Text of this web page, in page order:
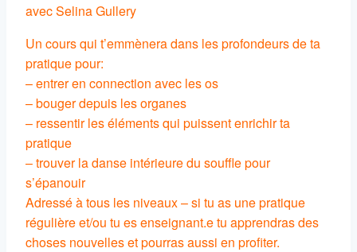
avec Selina Gullery
Un cours qui t’emmènera dans les profondeurs de ta
pratique pour:
– entrer en connection avec les os
– bouger depuis les organes
– ressentir les éléments qui puissent enrichir ta
pratique
– trouver la danse intérieure du souffle pour
s’épanouir
Adressé à tous les niveaux – si tu as une pratique
régulière et/ou tu es enseignant.e tu apprendras des
choses nouvelles et pourras aussi en profiter.